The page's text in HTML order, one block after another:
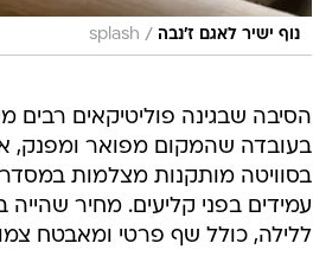
נוף ישיר לאגם ז'נבה /
splash
הסיבה שבגינה פוליטיקאים
בעובדה שהמקום מפואר
בסוויטה מותקנות מצלמות
ללילה, כולל שף פרטי ומאבטח